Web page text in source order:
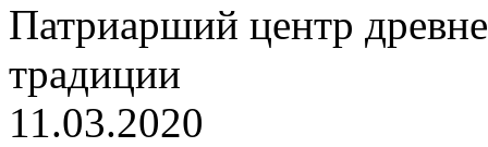
Патриарший центр
традиции
11.03.2020